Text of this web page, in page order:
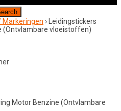
Markeringen › Leidingstickers
(Ontvlambare vloeistoffen)